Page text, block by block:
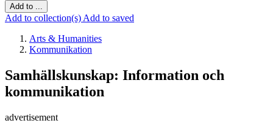
Add to ...
Add to collection(s) Add to saved
Arts & Humanities
Kommunikation
Samhällskunskap: Information och
kommunikation
advertisement